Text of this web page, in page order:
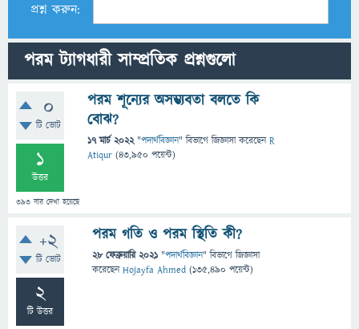
প্রশ্ন করুন:
পরম ট্যাগধারী সাম্প্রতিক প্রশ্নগুলো
0
টি ভোট
1
উত্তর
393 বার দেখা হয়েছে
পরম শূন্যের অসম্ভ্যবতা বলতে কি
বোঝ?
17 মার্চ 2022 "পদার্থবিজ্ঞান" বিভাগে জিজ্ঞাসাকরেছেনR
Atiqur (43,950 পয়েন্ট)
+2
টি ভোট
2
টি উত্তর
পরম গতি ও পরম স্থিতি কী?
28 ফেব্রুয়ারি 2021 "পদার্থবিজ্ঞান" বিভাগে জিজ্ঞাসা
করেছেনHojayfa Ahmed (135,490 পয়েন্ট)